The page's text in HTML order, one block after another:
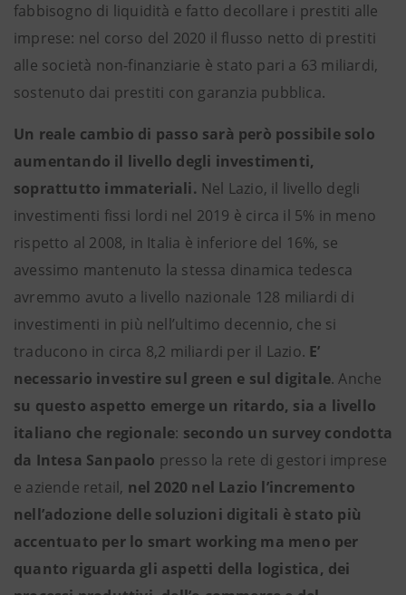
fabbisogno di liquidità e fatto decollare i prestiti alle
imprese: nel corso del 2020 il flusso netto di prestiti
alle società non-finanziarie è stato pari a 63 miliardi,
sostenuto dai prestiti con garanzia pubblica.
Un reale cambio di passo sarà però possibile solo
aumentando il livello degli investimenti,
soprattutto immateriali. Nel Lazio, il livello degli
investimenti fissi lordi nel 2019 è circa il 5% in meno
rispetto al 2008, in Italia è inferiore del 16%, se
avessimo mantenuto la stessa dinamica tedesca
avremmo avuto a livello nazionale 128 miliardi di
investimenti in più nell’ultimo decennio, che si
traducono in circa 8,2 miliardi per il Lazio. E’
necessario investire sul green e sul digitale. Anche
su questo aspetto emerge un ritardo, sia a livello
italiano che regionale: secondo un survey condotta
da Intesa Sanpaolo presso la rete di gestori imprese
e aziende retail, nel 2020 nel Lazio l’incremento
nell’adozione delle soluzioni digitali è stato più
accentuato per lo smart working ma meno per
quanto riguarda gli aspetti della logistica, dei